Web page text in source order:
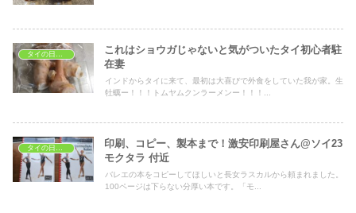
これはショウガじゃないと気がついたタイ初心者駐
在妻
インドからタイに来て、最初は大喜びで外食をしていた我が家。生
牡蠣ー！！！トムヤムクンラーメンー！！！...
印刷、コピー、製本まで！激安印刷屋さん@ソイ23
モクタラ 付近
バレエの本をコピーしてほしいと長女ラスカルから頼まれました。
100ページは下らない分厚い本です。「モ...